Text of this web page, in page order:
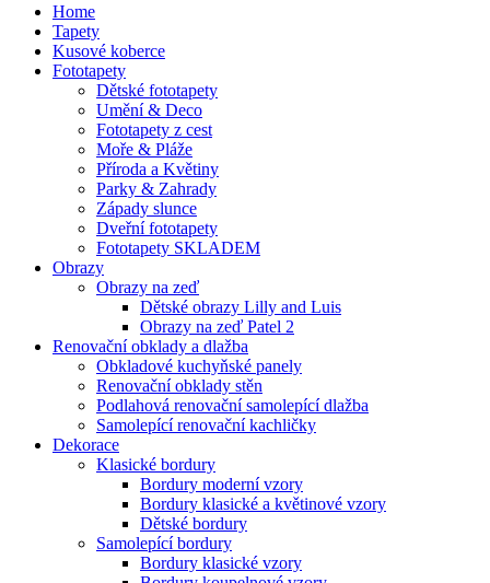
Home
Tapety
Kusové koberce
Fototapety
Dětské fototapety
Umění & Deco
Fototapety z cest
Moře & Pláže
Příroda a Květiny
Parky & Zahrady
Západy slunce
Dveřní fototapety
Fototapety SKLADEM
Obrazy
Obrazy na zeď
Dětské obrazy Lilly and Luis
Obrazy na zeď Patel 2
Renovační obklady a dlažba
Obkladové kuchyňské panely
Renovační obklady stěn
Podlahová renovační samolepící dlažba
Samolepící renovační kachličky
Dekorace
Klasické bordury
Bordury moderní vzory
Bordury klasické a květinové vzory
Dětské bordury
Samolepící bordury
Bordury klasické vzory